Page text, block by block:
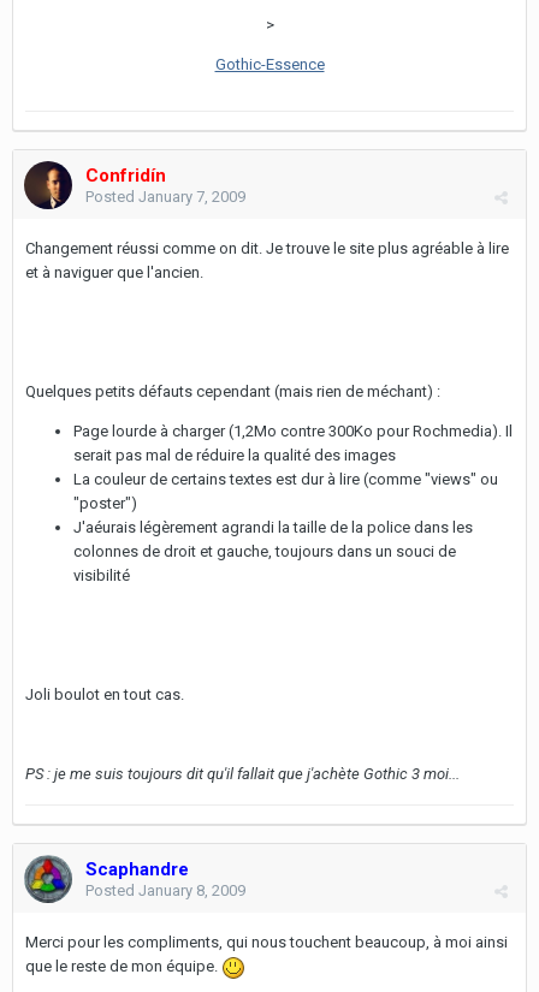
>
Gothic-Essence
Confridín
Posted January 7, 2009
Changement réussi comme on dit. Je trouve le site plus agréable à lire
et à naviguer que l'ancien.
Quelques petits défauts cependant (mais rien de méchant) :
Page lourde à charger (1,2Mo contre 300Ko pour Rochmedia). Il
serait pas mal de réduire la qualité des images
La couleur de certains textes est dur à lire (comme "views" ou
"poster")
J'aéurais légèrement agrandi la taille de la police dans les
colonnes de droit et gauche, toujours dans un souci de
visibilité
Joli boulot en tout cas.
PS : je me suis toujours dit qu'il fallait que j'achète Gothic 3 moi...
Scaphandre
Posted January 8, 2009
Merci pour les compliments, qui nous touchent beaucoup, à moi ainsi
que le reste de mon équipe.